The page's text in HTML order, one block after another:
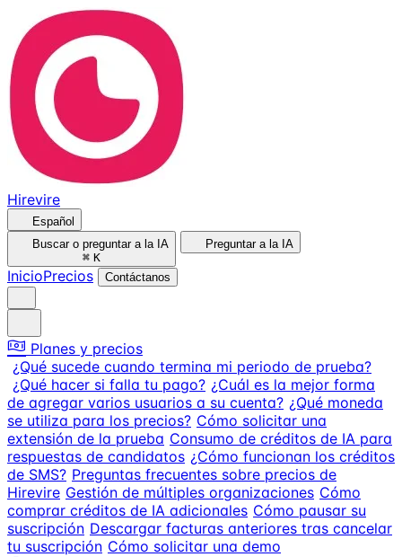
Hirevire
Español
Buscar o preguntar a la IA
⌘ K
Preguntar a la IA
InicioPrecios Contáctanos
Planes y precios
¿Qué sucede cuando termina mi periodo de prueba?
¿Qué hacer si falla tu pago? ¿Cuál es la mejor forma
de agregar varios usuarios a su cuenta? ¿Qué moneda
se utiliza para los precios? Cómo solicitar una
extensión de la prueba Consumo de créditos de IA para
respuestas de candidatos ¿Cómo funcionan los créditos
de SMS? Preguntas frecuentes sobre precios de
Hirevire Gestión de múltiples organizaciones Cómo
comprar créditos de IA adicionales Cómo pausar su
suscripción Descargar facturas anteriores tras cancelar
tu suscripción Cómo solicitar una demo